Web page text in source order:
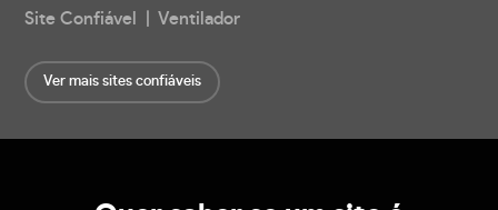
Site Confiável | Ventilador
Ver mais sites confiáveis